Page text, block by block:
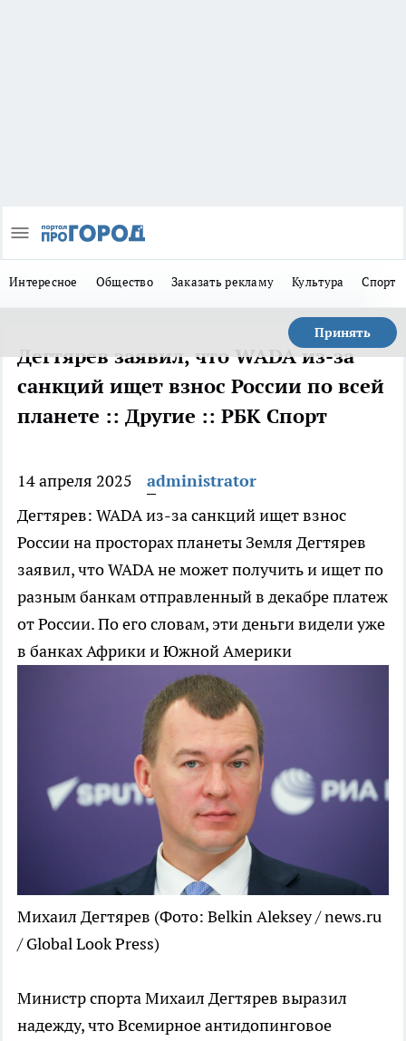
Интересное Общество Заказать рекламу Культура Спорт
Принять
Дегтярев заявил, что WADA из-за
санкций ищет взнос России по всей
планете :: Другие :: РБК Спорт
14 апреля 2025
administrator
Дегтярев: WADA из-за санкций ищет взнос
России на просторах планеты Земля Дегтярев
заявил, что WADA не может получить и ищет по
разным банкам отправленный в декабре платеж
от России. По его словам, эти деньги видели уже
в банках Африки и Южной Америки
Михаил Дегтярев (Фото: Belkin Aleksey / news.ru
/ Global Look Press)
Министр спорта Михаил Дегтярев выразил
надежду, что Всемирное антидопинговое